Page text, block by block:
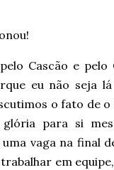
Cascão e pelo
eu não seja
o fato de o
para si
vaga na final
em